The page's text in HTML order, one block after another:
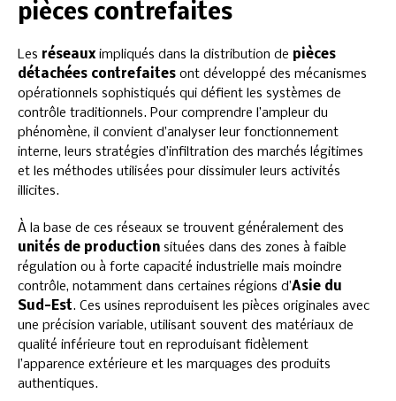
pièces contrefaites
Les réseaux impliqués dans la distribution de pièces
détachées contrefaites ont développé des mécanismes
opérationnels sophistiqués qui défient les systèmes de
contrôle traditionnels. Pour comprendre l’ampleur du
phénomène, il convient d’analyser leur fonctionnement
interne, leurs stratégies d’infiltration des marchés légitimes
et les méthodes utilisées pour dissimuler leurs activités
illicites.
À la base de ces réseaux se trouvent généralement des
unités de production situées dans des zones à faible
régulation ou à forte capacité industrielle mais moindre
contrôle, notamment dans certaines régions d’Asie du
Sud-Est. Ces usines reproduisent les pièces originales avec
une précision variable, utilisant souvent des matériaux de
qualité inférieure tout en reproduisant fidèlement
l’apparence extérieure et les marquages des produits
authentiques.